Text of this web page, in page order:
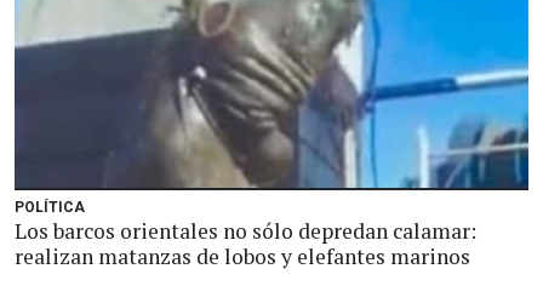
POLÍTICA
Los barcos orientales no sólo depredan calamar:
realizan matanzas de lobos y elefantes marinos